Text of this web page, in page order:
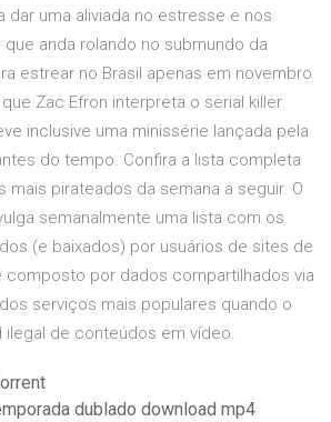
dar uma aliviada no estresse e nos
anda rolando no submundo da
estrear no Brasil apenas em novembro
Zac Efron interpreta o serial killer
inclusive uma minissérie lançada pela
do tempo. Confira a lista completa
pirateados da semana a seguir. O
semanalmente uma lista com os
(e baixados) por usuários de sites de
composto por dados compartilhados via
serviços mais populares quando o
ilegal de conteúdos em vídeo.
dublado download mp4